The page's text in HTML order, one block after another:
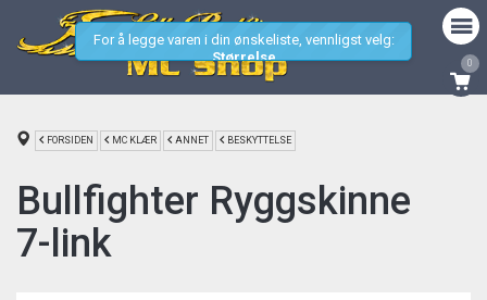
0
FORSIDEN MC KLÆR ANNET BESKYTTELSE
Bullfighter Ryggskinne
7-link
For å legge varen i din ønskeliste, vennligst velg:
Størrelse